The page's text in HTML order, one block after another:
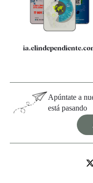
Especificaciones
Apúntate a
está pasando